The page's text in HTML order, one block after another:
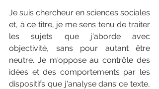
Je suis chercheur en sciences sociales
et, à ce titre, je me sens tenu de traiter
les sujets que j'aborde avec
objectivité, sans pour autant être
neutre. Je m'oppose au contrôle des
idées et des comportements par les
dispositifs que j'analyse dans ce texte,